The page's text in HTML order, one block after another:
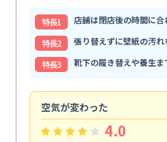
特⻑1
店舗は閉店後の時間に
特⻑2
張り替えずに壁紙の汚れ
特⻑3
靴下の履き替えや養生ま
空気が変わった
4.0